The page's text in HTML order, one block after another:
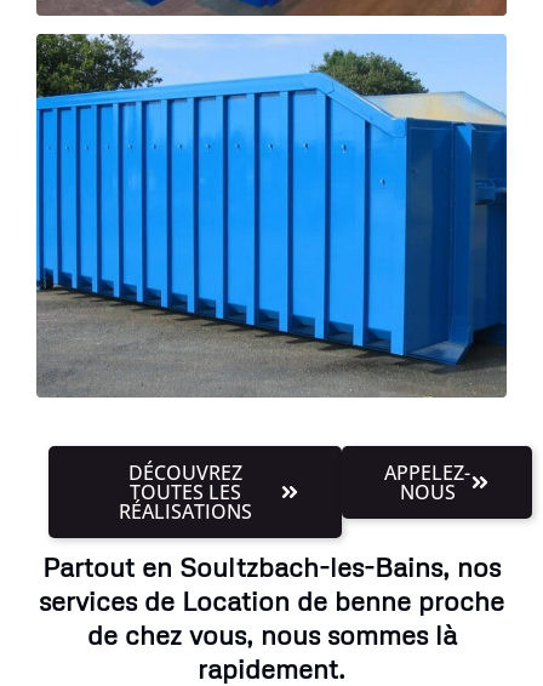
DÉCOUVREZ
TOUTES LES
RÉALISATIONS
APPELEZ-
NOUS
Partout en Soultzbach-les-Bains, nos
services de Location de benne proche
de chez vous, nous sommes là
rapidement.